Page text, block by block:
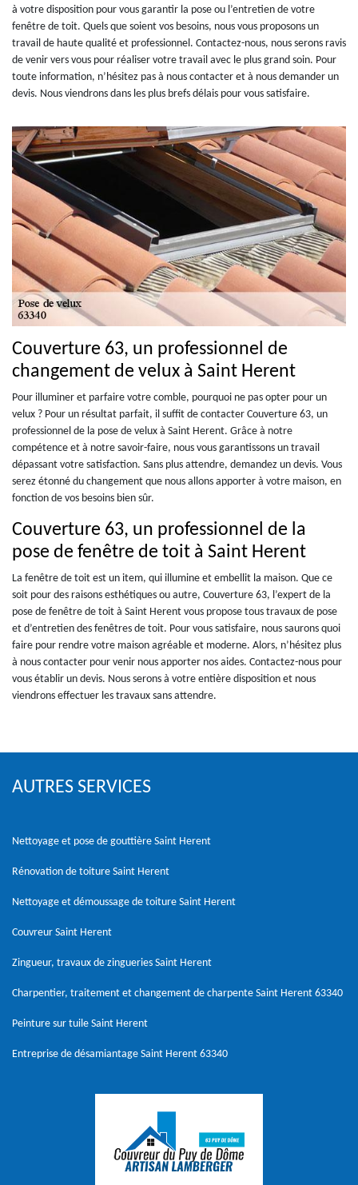
à votre disposition pour vous garantir la pose ou l’entretien de votre
fenêtre de toit. Quels que soient vos besoins, nous vous proposons un
travail de haute qualité et professionnel. Contactez-nous, nous serons ravis
de venir vers vous pour réaliser votre travail avec le plus grand soin. Pour
toute information, n’hésitez pas à nous contacter et à nous demander un
devis. Nous viendrons dans les plus brefs délais pour vous satisfaire.
Couverture 63, un professionnel de
changement de velux à Saint Herent
Pour illuminer et parfaire votre comble, pourquoi ne pas opter pour un
velux ? Pour un résultat parfait, il suffit de contacter Couverture 63, un
professionnel de la pose de velux à Saint Herent. Grâce à notre
compétence et à notre savoir-faire, nous vous garantissons un travail
dépassant votre satisfaction. Sans plus attendre, demandez un devis. Vous
serez étonné du changement que nous allons apporter à votre maison, en
fonction de vos besoins bien sûr.
Couverture 63, un professionnel de la
pose de fenêtre de toit à Saint Herent
La fenêtre de toit est un item, qui illumine et embellit la maison. Que ce
soit pour des raisons esthétiques ou autre, Couverture 63, l’expert de la
pose de fenêtre de toit à Saint Herent vous propose tous travaux de pose
et d’entretien des fenêtres de toit. Pour vous satisfaire, nous saurons quoi
faire pour rendre votre maison agréable et moderne. Alors, n’hésitez plus
à nous contacter pour venir nous apporter nos aides. Contactez-nous pour
vous établir un devis. Nous serons à votre entière disposition et nous
viendrons effectuer les travaux sans attendre.
AUTRES SERVICES
Nettoyage et pose de gouttière Saint Herent
Rénovation de toiture Saint Herent
Nettoyage et démoussage de toiture Saint Herent
Couvreur Saint Herent
Zingueur, travaux de zingueries Saint Herent
Charpentier, traitement et changement de charpente Saint Herent 63340
Peinture sur tuile Saint Herent
Entreprise de désamiantage Saint Herent 63340